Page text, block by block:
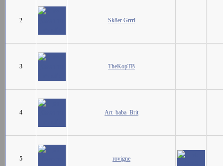
2 Sk8er Grrrl
3 TheKopTB
4 Art_baba_Brit
5 rovigne